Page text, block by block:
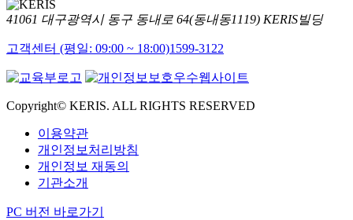
41061 대구광역시 동구 동내로 64(동내동1119) KERIS빌딩
고객센터 (평일: 09:00 ~ 18:00)1599-3122
Copyright© KERIS. ALL RIGHTS RESERVED
이용약관
개인정보처리방침
개인정보 재동의
기관소개
PC 버전 바로가기